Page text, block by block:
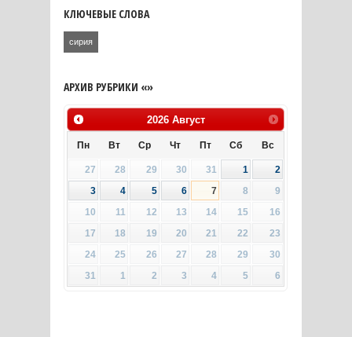
КЛЮЧЕВЫЕ СЛОВА
сирия
АРХИВ РУБРИКИ «»
2026 Август
Пн Вт Ср Чт Пт Сб Вс
27 28 29 30 31 1
2
3
4 5 6 7 8
9
10
11 12 13 14 15
16
17
18 19 20 21 22
23
24
25 26 27 28 29
30
31
1 2 3 4 5 6